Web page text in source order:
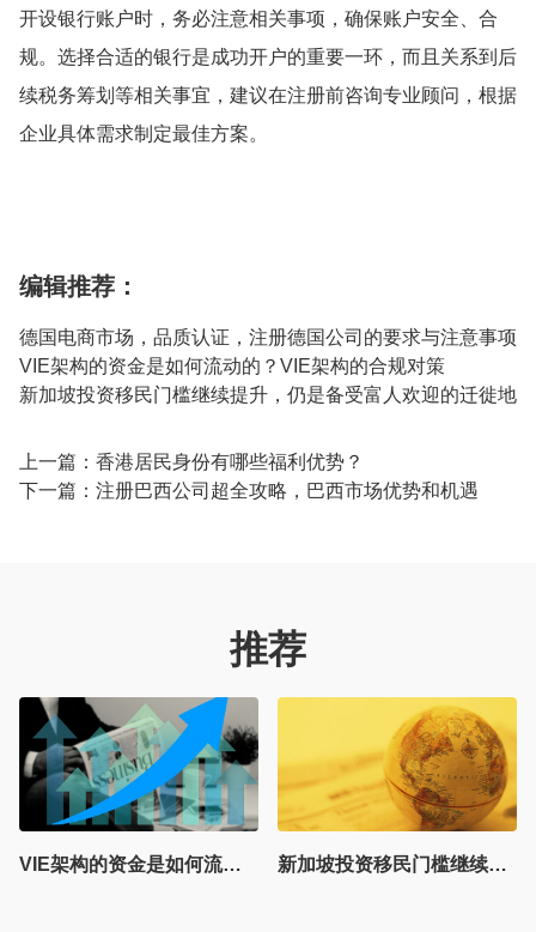
开设银行账户时，务必注意相关事项，确保账户安全、合
规。选择合适的银行是成功开户的重要一环，而且关系到后
续税务筹划等相关事宜，建议在注册前咨询专业顾问，根据
企业具体需求制定最佳方案。
编辑推荐：
德国电商市场，品质认证，注册德国公司的要求与注意事项
VIE架构的资金是如何流动的？VIE架构的合规对策
新加坡投资移民门槛继续提升，仍是备受富人欢迎的迁徙地
上一篇： 香港居民身份有哪些福利优势？
下一篇： 注册巴西公司超全攻略，巴西市场优势和机遇
推荐
新加坡投资移民门槛继续提升，仍是备受富人欢迎的迁徙地 德国电商市场，品质认证，注册德国公司的要求与注意事项